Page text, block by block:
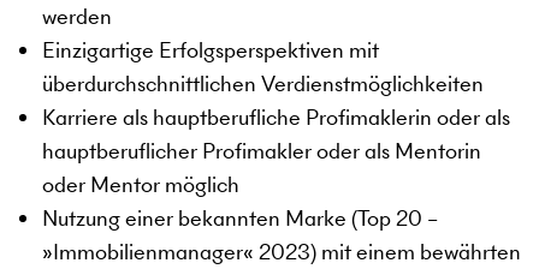
werden
Einzigartige Erfolgsperspektiven mit
überdurchschnittlichen Verdienstmöglichkeiten
Karriere als hauptberufliche Profimaklerin oder als
hauptberuflicher Profimakler oder als Mentorin
oder Mentor möglich
Nutzung einer bekannten Marke (Top 20 –
»Immobilienmanager« 2023) mit einem bewährten